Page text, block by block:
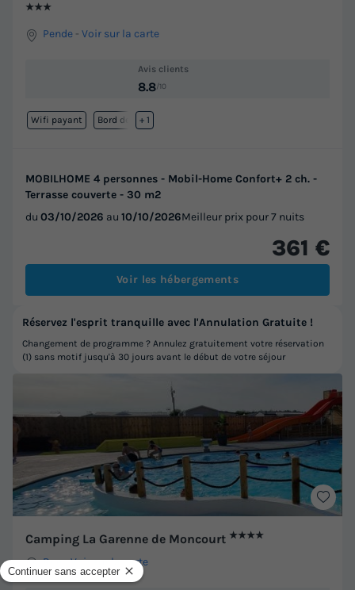
★★★
Pende -Voir sur la carte
Avis clients
8.8/10
Wifi payant Bord de mer
+ 1
MOBILHOME 4 personnes - Mobil-Home Confort+ 2 ch. -
Terrasse couverte - 30 m2
du 03/10/2026 au 10/10/2026Meilleur prix pour 7 nuits
361 €
Voir les hébergements
Camping La Garenne de Moncourt ★★★★
Rue-Voir sur la carte
Réservez l'esprit tranquille avec l'Annulation Gratuite !
Changement de programme ? Annulez gratuitement votre réservation
(1) sans motif jusqu'à 30 jours avant le début de votre séjour